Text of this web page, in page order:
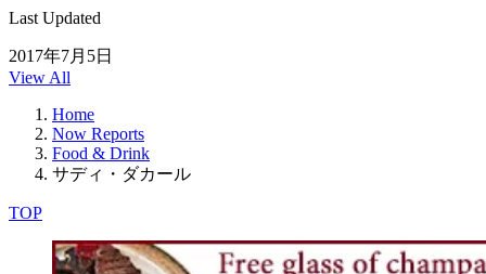
Last Updated
2017年7月5日
View All
Home
Now Reports
Food & Drink
サディ・ダカール
TOP